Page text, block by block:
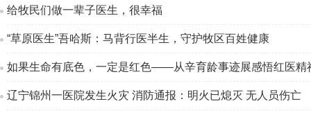
给牧民们做一辈子医生，很幸福
“草原医生”吾哈斯：马背行医半生，守护牧区百姓健康
如果生命有底色，一定是红色——从辛育龄事迹展感悟红医精
辽宁锦州一医院发生火灾 消防通报：明火已熄灭 无人员伤亡